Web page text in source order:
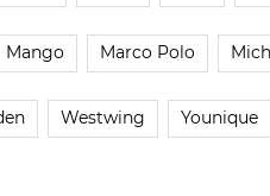
Mango Marco Polo
Westwing Younique